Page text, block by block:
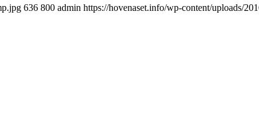
636 800 admin https://hovenaset.info/wp-content/uploads/